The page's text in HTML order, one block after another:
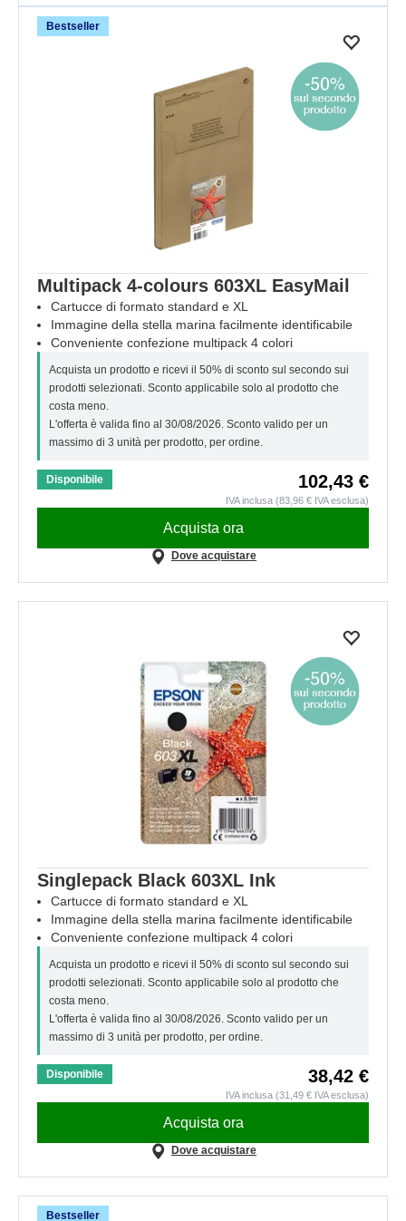
Bestseller
Multipack 4-colours 603XL EasyMail
Cartucce di formato standard e XL
Immagine della stella marina facilmente identificabile
Conveniente confezione multipack 4 colori
Acquista un prodotto e ricevi il 50% di sconto sul secondo sui
prodotti selezionati. Sconto applicabile solo al prodotto che
costa meno.
L'offerta è valida fino al 30/08/2026. Sconto valido per un
massimo di 3 unità per prodotto, per ordine.
Disponibile 102,43 €
IVA inclusa (83,96 € IVA esclusa)
Acquista ora
Dove acquistare
Singlepack Black 603XL Ink
Cartucce di formato standard e XL
Immagine della stella marina facilmente identificabile
Conveniente confezione multipack 4 colori
Acquista un prodotto e ricevi il 50% di sconto sul secondo sui
prodotti selezionati. Sconto applicabile solo al prodotto che
costa meno.
L'offerta è valida fino al 30/08/2026. Sconto valido per un
massimo di 3 unità per prodotto, per ordine.
Disponibile 38,42 €
IVA inclusa (31,49 € IVA esclusa)
Acquista ora
Dove acquistare
Bestseller